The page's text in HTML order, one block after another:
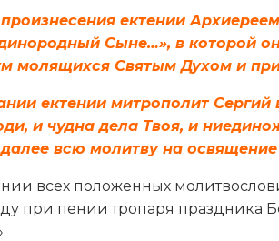
ектении
Сыне…», в которой
молящихся Святым Духом и
ектении митрополит
и чудна дела Твоя, и
далее всю молитву на
всех положенных
при пении тропаря праздника